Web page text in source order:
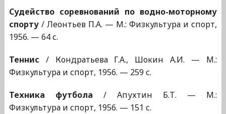
Судейство соревнований по водно-моторному
спорту/ Леонтьев П.А. — М.: Физкультура и спорт,
1956. — 64 с.
Теннис/ Кондратьева Г.А., Шокин А.И. — М.:
Физкультура и спорт, 1956. — 259 с.
Техника футбола / Апухтин Б.Т. — М.:
Физкультура и спорт, 1956. — 151 с.